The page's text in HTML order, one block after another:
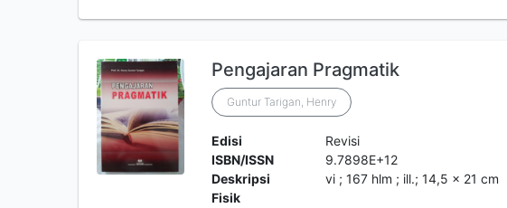
Pengajaran Pragmatik
Guntur Tarigan, Henry
Edisi
Revisi
ISBN/ISSN
9.7898E+12
Deskripsi
Fisik
vi ; 167 hlm ; ill.; 14,5 x 21 cm